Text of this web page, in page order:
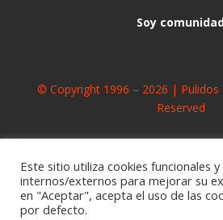
Soy
© Copyright 1996 – 2026 |
Reserved
Este sitio utiliza cookies funcionales
internos/externos para mejorar su
en "Aceptar", acepta el uso de las
por defecto.